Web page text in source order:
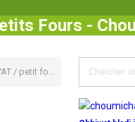
Fours -
/ petit four Petits Fours /